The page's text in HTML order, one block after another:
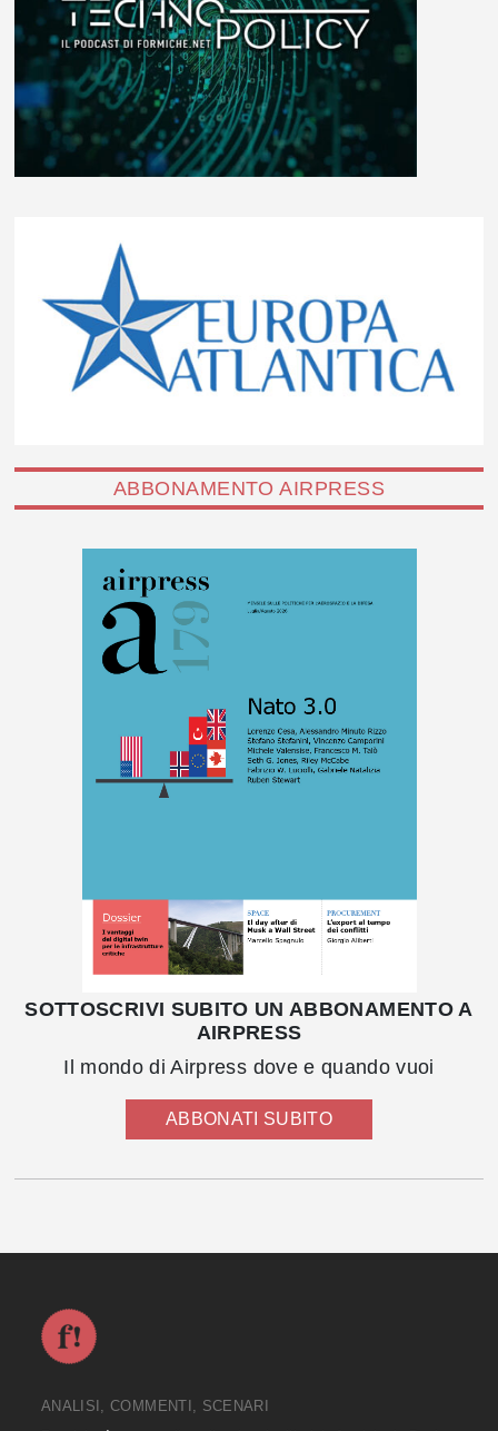
ABBONAMENTO AIRPRESS
SOTTOSCRIVI SUBITO UN ABBONAMENTO A
AIRPRESS
Il mondo di Airpress dove e quando vuoi
ABBONATI SUBITO
ANALISI, COMMENTI, SCENARI